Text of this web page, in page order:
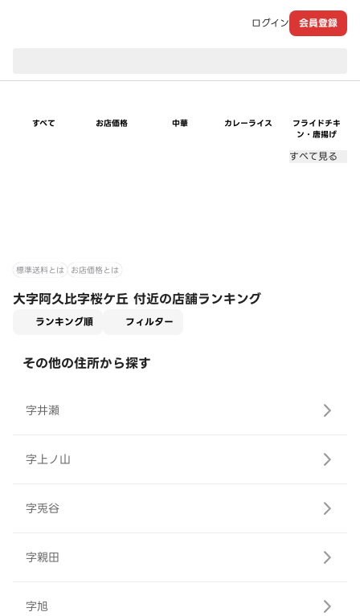
ログイン 会員登録
すべて お店価格 中華 カレーライス
フライドチキ
ン・唐揚げ
すべて見る
標準送料とは お店価格とは
大字阿久比字桜ケ丘 付近の店舗ランキング
ランキング順 フィルター
その他の住所から探す
字井瀬
字上ノ山
字兎谷
字親田
字旭